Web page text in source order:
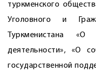
туркменского
Уголовного и
Туркменистана
деятельности», «О
государственной